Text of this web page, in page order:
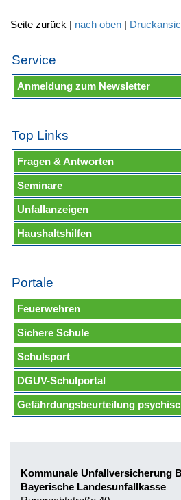
Seite zurück | nach oben |
Service
Anmeldung zum Newsletter
Top Links
Fragen & Antworten
Seminare
Unfallanzeigen
Haushaltshilfen
Portale
Feuerwehren
Sichere Schule
Schulsport
DGUV-Schulportal
Gefährdungsbeurteilung
Kommunale Unfallversicherung
Bayerische Landesunfallkasse